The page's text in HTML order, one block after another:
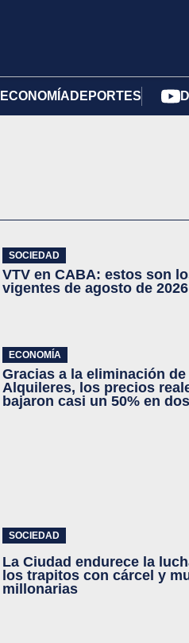
ECONOMÍA DEPORTES
SOCIEDAD
VTV en CABA: estos son
vigentes de agosto de 2026
ECONOMÍA
Gracias a la eliminación
Alquileres, los precios
bajaron casi un 50% en
SOCIEDAD
La Ciudad endurece la
los trapitos con cárcel y
millonarias